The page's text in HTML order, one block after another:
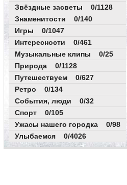
Звёздные засветы 0/1128
Знаменитости 0/140
Игры 0/1047
Интересности 0/461
Музыкальные клипы 0/25
Природа 0/1128
Путешествуем 0/627
Ретро 0/134
События, люди 0/32
Спорт 0/105
Ужасы нашего городка 0/98
Улыбаемся 0/4026